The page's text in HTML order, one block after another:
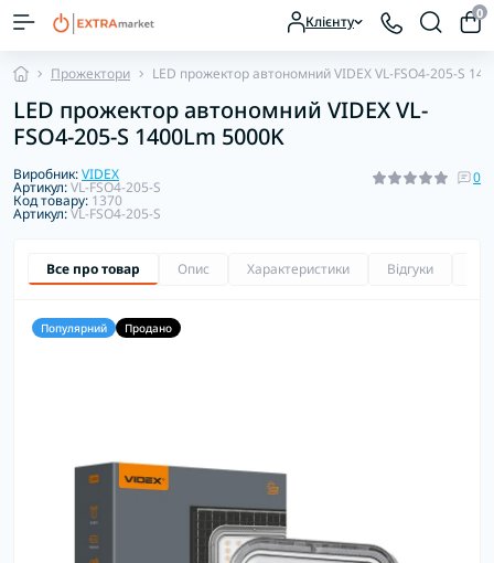
Клієнту 0
Прожектори LED прожектор автономний VIDEX VL-FSO4-205-S
LED прожектор автономний VIDEX VL-
FSO4-205-S 1400Lm 5000K
Виробник:VIDEX
Артикул:VL-FSO4-205-S
Код товару: 1370
Артикул:VL-FSO4-205-S
0
Все про товар Опис Характеристики Відгуки
Популярний Продано